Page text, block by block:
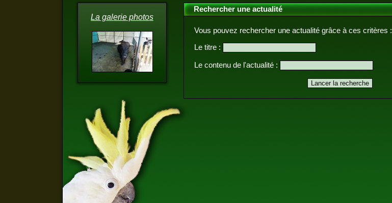
La galerie photos
Rechercher une actualité
Vous pouvez rechercher une actualité grâce à ces critères :
Le titre :
Le contenu de l'actualité :